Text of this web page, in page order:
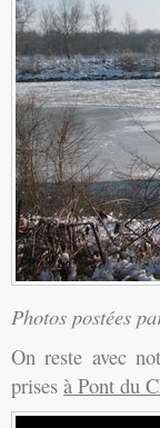
Photos postées
On reste avec
prises à Pont du